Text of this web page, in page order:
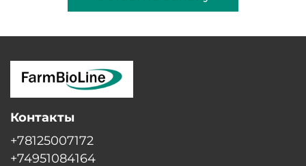
Контакты
+78125007172
+74951084164